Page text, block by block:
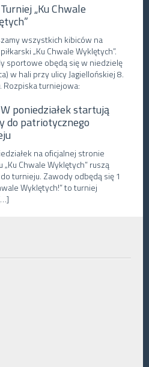
Turniej „Ku Chwale
wszystkich kibiców na
„Ku Chwale Wyklętych”.
sportowe obędą się w niedzielę
w hali przy ulicy Jagiellońskiej 8.
Rozpiska turniejowa:
W poniedziałek startują
do patriotycznego
na oficjalnej stronie
„Ku Chwale Wyklętych” ruszą
turnieju. Zawody odbędą się 1
Wyklętych!” to turniej